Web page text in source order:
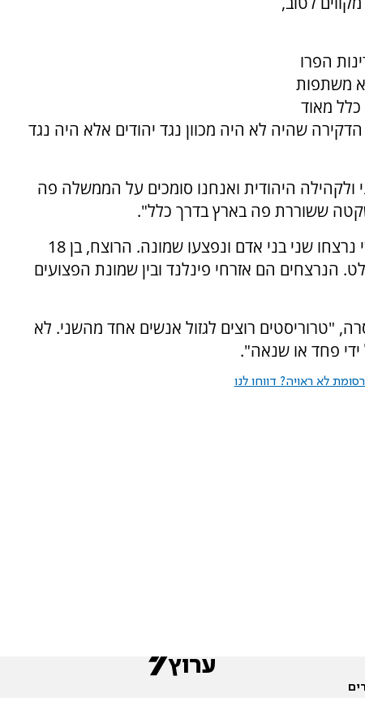
הפרו
משתפות
מאוד
הדקירה שהיה לא היה מכוון נגד יהודים אלא היה נגד
היהודית ואנחנו סומכים על הממשלה פה
ששוררת פה בארץ בדרך כלל".
בפיגוע הדקירה בעיר טורקו שבפינלנד ביום שישי נרצחו שני בני אדם ונפצעו שמונה. הרוצח, בן 18
הנרצחים הם אזרחי פינלנד ובין שמונת הפצועים
"טרוריסטים רוצים לגזול אנשים אחד מהשני. לא
פחד או שנאה".
לא ראויה? דווחו לנו